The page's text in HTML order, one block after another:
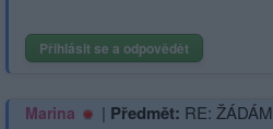
Přihlásit se a odpovědět
Marina | Předmět: RE: ŽÁDÁM